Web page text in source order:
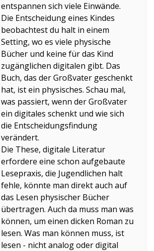
entspannen sich viele Einwände.
Die Entscheidung eines Kindes
beobachtest du halt in einem
Setting, wo es viele physische
Bücher und keine für das Kind
zugänglichen digitalen gibt. Das
Buch, das der Großvater geschenkt
hat, ist ein physisches. Schau mal,
was passiert, wenn der Großvater
ein digitales schenkt und wie sich
die Entscheidungsfindung
verändert.
Die These, digitale Literatur
erfordere eine schon aufgebaute
Lesepraxis, die Jugendlichen halt
fehle, könnte man direkt auch auf
das Lesen physischer Bücher
übertragen. Auch da muss man was
können, um einen dicken Roman zu
lesen. Was man können muss, ist
lesen - nicht analog oder digital